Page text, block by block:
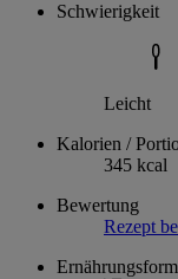
Schwierigkeit
Leicht
Kalorien /
345 kcal
Bewertung
Rezept
Ernährungsform